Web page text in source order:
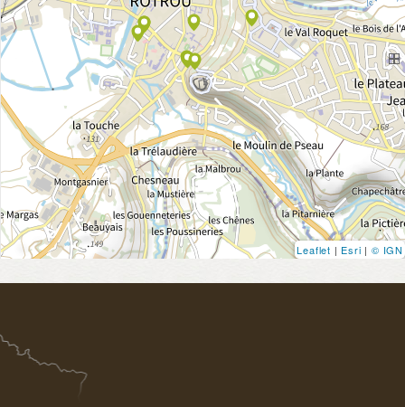
Leaflet | Esri | © IGN